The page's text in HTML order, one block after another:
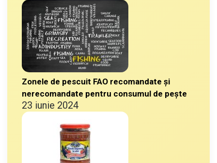
Zonele de pescuit FAO recomandate și
nerecomandate pentru consumul de pește
23 iunie 2024